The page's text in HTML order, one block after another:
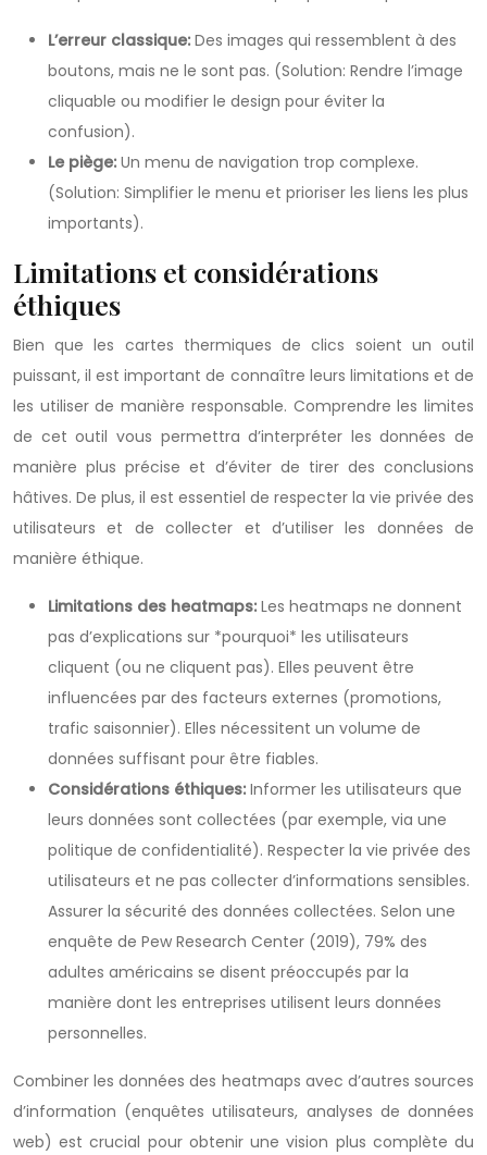
L’erreur classique: Des images qui ressemblent à des
boutons, mais ne le sont pas. (Solution: Rendre l’image
cliquable ou modifier le design pour éviter la
confusion).
Le piège: Un menu de navigation trop complexe.
(Solution: Simplifier le menu et prioriser les liens les plus
importants).
Limitations et considérations
éthiques
Bien que les cartes thermiques de clics soient un outil
puissant, il est important de connaître leurs limitations et de
les utiliser de manière responsable. Comprendre les limites
de cet outil vous permettra d’interpréter les données de
manière plus précise et d’éviter de tirer des conclusions
hâtives. De plus, il est essentiel de respecter la vie privée des
utilisateurs et de collecter et d’utiliser les données de
manière éthique.
Limitations des heatmaps: Les heatmaps ne donnent
pas d’explications sur *pourquoi* les utilisateurs
cliquent (ou ne cliquent pas). Elles peuvent être
influencées par des facteurs externes (promotions,
trafic saisonnier). Elles nécessitent un volume de
données suffisant pour être fiables.
Considérations éthiques: Informer les utilisateurs que
leurs données sont collectées (par exemple, via une
politique de confidentialité). Respecter la vie privée des
utilisateurs et ne pas collecter d’informations sensibles.
Assurer la sécurité des données collectées. Selon une
enquête de Pew Research Center (2019), 79% des
adultes américains se disent préoccupés par la
manière dont les entreprises utilisent leurs données
personnelles.
Combiner les données des heatmaps avec d’autres sources
d’information (enquêtes utilisateurs, analyses de données
web) est crucial pour obtenir une vision plus complète du